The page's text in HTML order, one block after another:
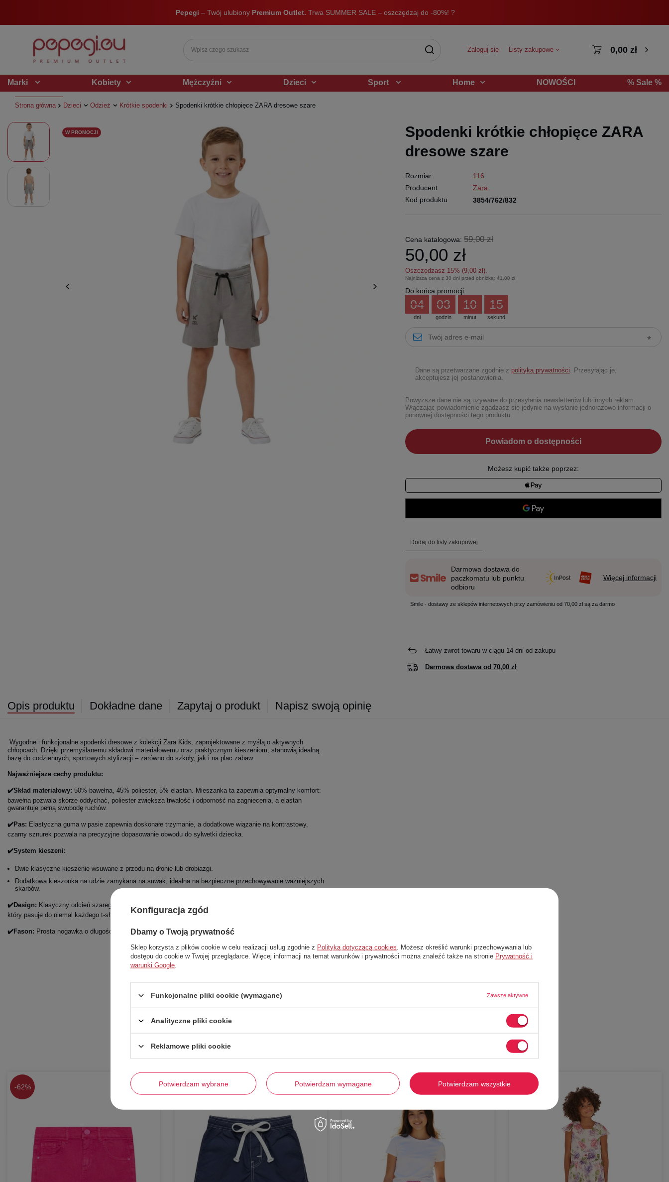
Pepegi – Twój ulubiony Premium Outlet. Trwa SUMMER SALE – oszczędzaj do -80%! ?
Zaloguj się Listy zakupowe 0,00 zł
Marki Kobiety Mężczyźni Dzieci Sport Home NOWOŚCI % Sale %
Strona główna Dzieci Odzież Krótkie spodenki Spodenki krótkie chłopięce ZARA dresowe szare
W PROMOCJI
Spodenki krótkie chłopięce ZARA
dresowe szare
Rozmiar:
116
Producent
Zara
Kod produktu
3854/762/832
Cena katalogowa: 59,00 zł
50,00 zł
Oszczędzasz 15% (9,00 zł).
Najniższa cena z 30 dni przed obniżką: 41,00 zł
Do końca promocji:
dni
04
godzin
03
minut
10
sekund
14
Dane są przetwarzane zgodnie z polityką prywatności. Przesyłając je,
akceptujesz jej postanowienia.
Powyższe dane nie są używane do przesyłania newsletterów lub innych reklam.
Włączając powiadomienie zgadzasz się jedynie na wysłanie jednorazowo informacji o
ponownej dostępności tego produktu.
Powiadom o dostępności
Możesz kupić także poprzez:
Dodaj do listy zakupowej
Darmowa dostawa do
paczkomatu lub punktu
odbioru
Więcej informacji
Smile - dostawy ze sklepów internetowych przy zamówieniu od 70,00 zł są za darmo
Łatwy zwrot towaru w ciągu 14dni od zakupu
Darmowa dostawa od 70,00 zł
Opis produktu Dokładne dane Zapytaj o produkt Napisz swoją opinię
Wygodne i funkcjonalne spodenki dresowe z kolekcji Zara Kids, zaprojektowane z myślą o aktywnych
chłopcach. Dzięki przemyślanemu składowi materiałowemu oraz praktycznym kieszeniom, stanowią idealną
bazę do codziennych, sportowych stylizacji – zarówno do szkoły, jak i na plac zabaw.
Najważniejsze cechy produktu:
✔️Skład materiałowy: 50% bawełna, 45% poliester, 5% elastan. Mieszanka ta zapewnia optymalny komfort:
bawełna pozwala skórze oddychać, poliester zwiększa trwałość i odporność na zagniecenia, a elastan
gwarantuje pełną swobodę ruchów.
✔️Pas: Elastyczna guma w pasie zapewnia doskonałe trzymanie, a dodatkowe wiązanie na kontrastowy,
czarny sznurek pozwala na precyzyjne dopasowanie obwodu do sylwetki dziecka.
✔️System kieszeni:
Dwie klasyczne kieszenie wsuwane z przodu na dłonie lub drobiazgi.
Dodatkowa kieszonka na udzie zamykana na suwak, idealna na bezpieczne przechowywanie ważniejszych
skarbów.
✔️Design: Klasyczny odcień szarego z czarnymi detalami (sznurek, zamek, mały nadruk graficzny na udzie),
który pasuje do niemal każdego t-shirtu.
✔️Fason: Prosta nogawka o długości przed kolano, zapewniająca przewiewność w cieplejsze dni.
-62% -56% -72%
Konfiguracja zgód
Dbamy o Twoją prywatność
Sklep korzysta z plików cookie w celu realizacji usług zgodnie z Polityką dotyczącą cookies . Możesz określić warunki przechowywania lub
dostępu do cookie w Twojej przeglądarce. Więcej informacji na temat warunków i prywatności można znaleźć także na stronie Prywatność i
warunki Google
Funkcjonalne pliki cookie (wymagane) Zawsze aktywne
Analityczne pliki cookie
Reklamowe pliki cookie
Potwierdzam wybrane Potwierdzam wymagane Potwierdzam wszystkie